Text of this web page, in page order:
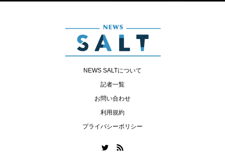
NEWS SALTについて
記者一覧
お問い合わせ
利用規約
プライバシーポリシー